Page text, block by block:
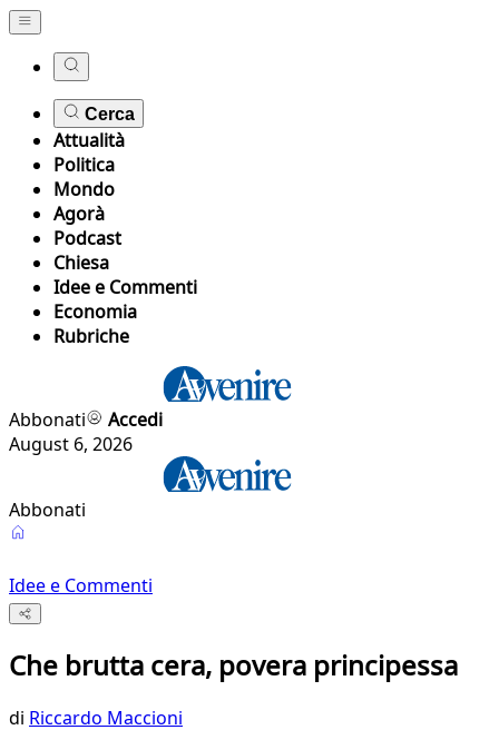
Cerca
Attualità
Politica
Mondo
Agorà
Podcast
Chiesa
Idee e Commenti
Economia
Rubriche
Abbonati
Accedi
August 6, 2026
Abbonati
Idee e Commenti
Che brutta cera, povera principessa
di Riccardo Maccioni